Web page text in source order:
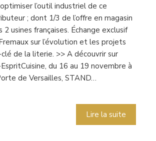
l’outil industriel de ce
; dont 1/3 de l’offre en magasin
2 usines françaises. Échange exclusif
sur l’évolution et les projets
de la literie. >> A découvrir sur
du 16 au 19 novembre à
de Versailles, STAND…
Lire la suite